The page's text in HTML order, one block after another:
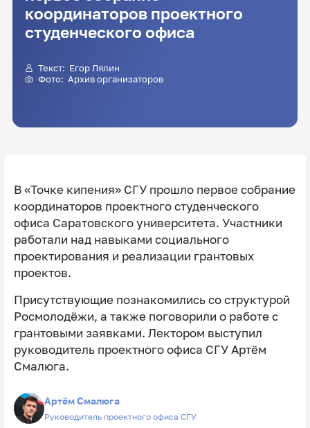
координаторов проектного
студенческого офиса
Текст: Егор Лялин
Фото: Архив организаторов
В «Точке кипения» СГУ прошло первое собрание
координаторов проектного студенческого
офиса Саратовского университета. Участники
работали над навыками социального
проектирования и реализации грантовых
проектов.
Присутствующие познакомились со структурой
Росмолодёжи, а также поговорили о работе с
грантовыми заявками. Лектором выступил
руководитель проектного офиса СГУ Артём
Смалюга.
Артём Смалюга
Руководитель проектного офиса СГУ